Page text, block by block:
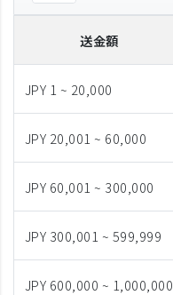
送金額
JPY 1 ~ 20,000
JPY 20,001 ~ 60,000
JPY 60,001 ~ 300,000
JPY 300,001 ~ 599,999
JPY 600,000 ~ 1,000,000